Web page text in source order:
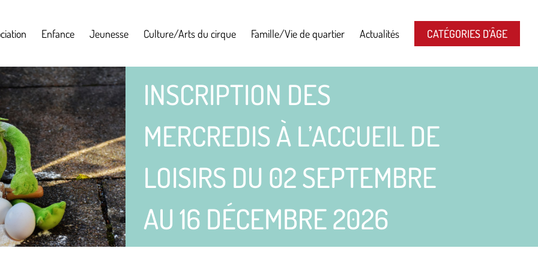
Enfance Jeunesse Culture/Arts du cirque Famille/Vie de quartier Actualités CATÉGORIES D’ÂGE
INSCRIPTION DES
MERCREDIS À L’ACCUEIL DE
LOISIRS DU 02 SEPTEMBRE
AU 16 DÉCEMBRE 2026